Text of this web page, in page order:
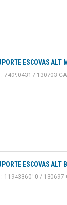
ESCOVAS ALT
: 74990431 / 130703
ESCOVAS ALT
: 1194336010 / 130697